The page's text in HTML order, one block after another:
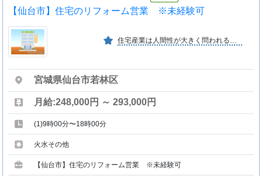
【仙台市】住宅のリフォーム営業 ※未経験可
住宅産業は人間性が大きく問われる産業です。「本質で勝負できる場所」を求める人を受けとめ、常に自信を持って応えるそんな場所でありたいと、日本ハウスホールディングスは考えます。
宮城県仙台市若林区
月給:248,000円 ～ 293,000円
(1)9時00分〜18時00分
火水その他
【仙台市】住宅のリフォーム営業 ※未経験可